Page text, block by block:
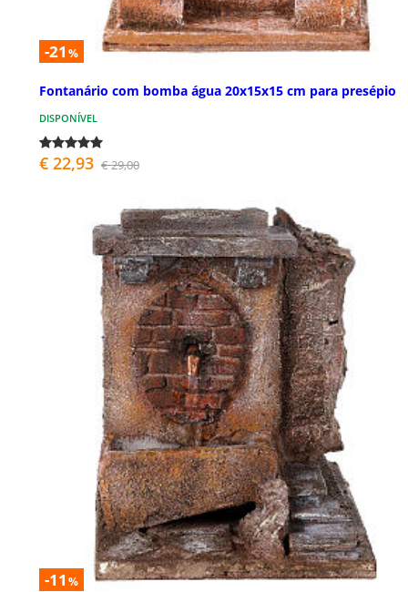
-21 %
Fontanário com bomba água 20x15x15 cm para presépio
DISPONÍVEL
€ 22,93 € 29,00
-11 %